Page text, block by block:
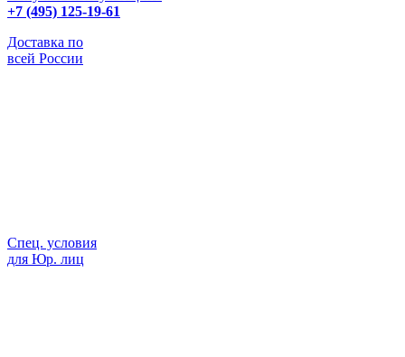
+7 (495) 125-19-61
Доставка по
всей России
Спец. условия
для Юр. лиц